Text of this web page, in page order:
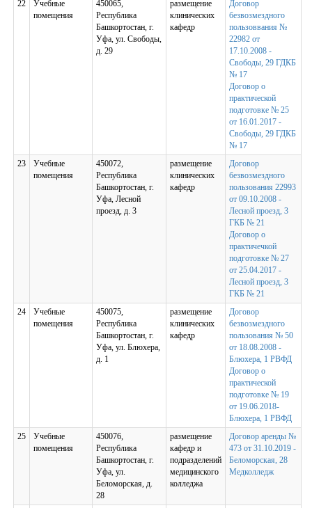
22
Учебные
помещения
450065,
Республика
Башкортостан, г.
Уфа, ул. Свободы,
д. 29
размещение
клинических
кафедр
Договор
безвозмездного
пользоввания №
22982 от
17.10.2008 -
Свободы, 29 ГДКБ
№ 17
Договор о
практической
подготовке № 25
от 16.01.2017 -
Свободы, 29 ГДКБ
№ 17
23
Учебные
помещения
450072,
Республика
Башкортостан, г.
Уфа, Лесной
проезд, д. 3
размещение
клинических
кафедр
Договор
безвозмездного
пользования 22993
от 09.10.2008 -
Лесной проезд, 3
ГКБ № 21
Договор о
практичечкой
подготовке № 27
от 25.04.2017 -
Лесной проезд, 3
ГКБ № 21
24
Учебные
помещения
450075,
Республика
Башкортостан, г.
Уфа, ул. Блюхера,
д. 1
размещение
клинических
кафедр
Договор
безвозмездного
пользования № 50
от 18.08.2008 -
Блюхера, 1 РВФД
Договор о
практической
подготовке № 19
от 19.06.2018-
Блюхера, 1 РВФД
25
Учебные
помещения
450076,
Республика
Башкортостан, г.
Уфа, ул.
Беломорская, д.
28
размещение
кафедр и
подразделений
медицинского
колледжа
Договор аренды №
473 от 31.10.2019 -
Беломорская, 28
Медколледж